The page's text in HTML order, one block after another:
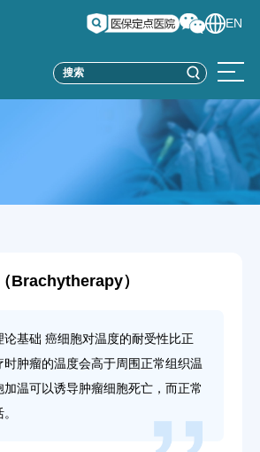
EN
Brachytherapy）
论基础 癌细胞对温度的耐受性比正
时肿瘤的温度会高于周围正常组织温
加温可以诱导肿瘤细胞死亡，而正常